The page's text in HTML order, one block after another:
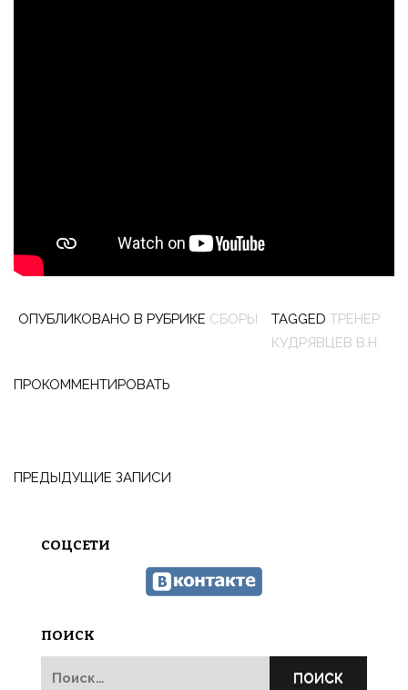
ОПУБЛИКОВАНО В РУБРИКЕ СБОРЫ TAGGED ТРЕНЕР
КУДРЯВЦЕВ В.Н.
ПРОКОММЕНТИРОВАТЬ
по
ПРЕДЫДУЩИЕ ЗАПИСИ
СОЦСЕТИ
ПОИСК